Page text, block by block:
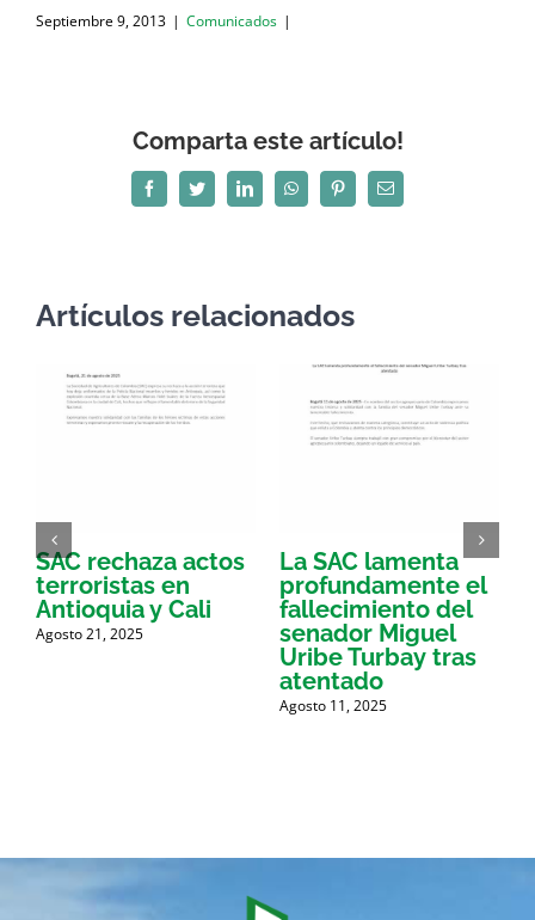
Septiembre 9, 2013 | Comunicados |
Comparta este artículo!
FacebookTwitterLinkedInWhatsAppPinterestCorreo
electrónico
Artículos relacionados
SAC rechaza actos
terroristas en
Antioquia y Cali
Agosto 21, 2025
La SAC lamenta
profundamente el
fallecimiento del
senador Miguel
Uribe Turbay tras
atentado
Agosto 11, 2025